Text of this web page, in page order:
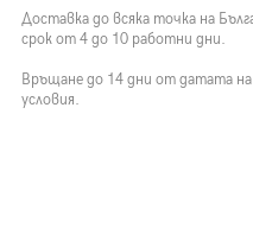
Доставка до всяка точка на
срок от 4 до 10 работни дни.
Връщане до 14 дни от датата
условия.